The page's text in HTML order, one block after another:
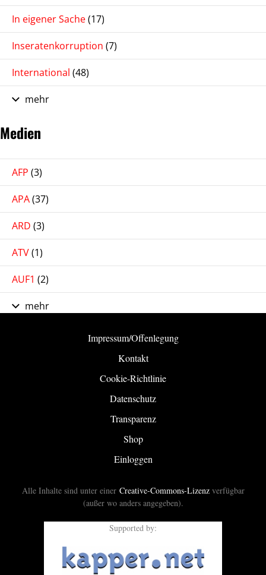
In eigener Sache(17)
Inseratenkorruption (7)
International (48)
mehr
Medien
AFP (3)
APA(37)
ARD (3)
ATV(1)
AUF1 (2)
mehr
Impressum/Offenlegung
Kontakt
Cookie-Richtlinie
Datenschutz
Transparenz
Shop
Einloggen
Alle Inhalte sind unter einer Creative-Commons-Lizenzverfügbar
(außer wo anders angegeben).
Supported by: